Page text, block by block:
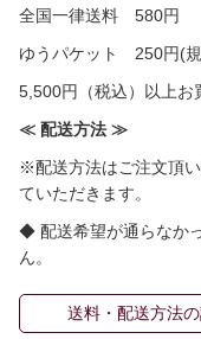
全国一律送料 580円
ゆうパケット 250円(
5,500円（税込）以上お
≪ 配送方法 ≫
※配送方法はご注文頂
ていただきます。
◆ 配送希望が通らなか
ん。
送料・配送方法